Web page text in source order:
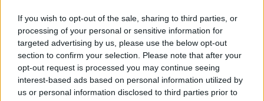
If you wish to opt-out of the sale, sharing to third parties, or
processing of your personal or sensitive information for
targeted advertising by us, please use the below opt-out
section to confirm your selection. Please note that after your
opt-out request is processed you may continue seeing
interest-based ads based on personal information utilized by
us or personal information disclosed to third parties prior to
Ο κ.Μητσοτάκηςυπογράμμισε μάλιστα πως το
«συμβόλαιο αλήθειας» με τους πολίτες, που
αποτελούσε κεντρικό πυλώνα των δύο
προηγούμενων εκλογικών αναμετρήσεων, θα
ξαναγραφτεί ως «συμβόλαιο αποτελέσματος».